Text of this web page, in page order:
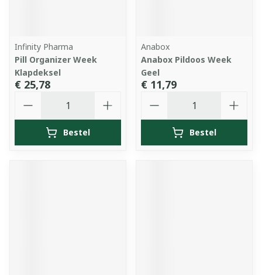
Infinity Pharma
Pill Organizer Week
Klapdeksel
€ 25,78
Bestel
Anabox
Anabox Pildoos Week
Geel
€ 11,79
Bestel